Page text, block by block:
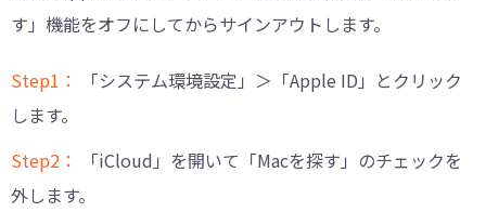
す」機能をオフにしてからサインアウトします。
Step1：
「システム環境設定」＞「Apple ID」とクリック
します。
Step2：
「iCloud」を開いて「Macを探す」のチェックを
外します。